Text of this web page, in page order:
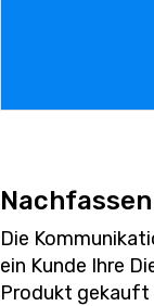
Die
ein Kunde Ihre
Produkt gekauft